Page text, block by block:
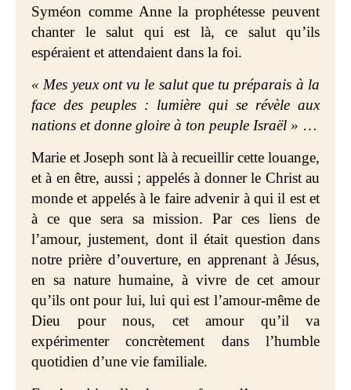
Syméon comme Anne la prophétesse peuvent
chanter le salut qui est là, ce salut qu’ils
espéraient et attendaient dans la foi.
« Mes yeux ont vu le salut que tu préparais à la
face des peuples : lumière qui se révèle aux
nations et donne gloire à ton peuple Israël » …
Marie et Joseph sont là à recueillir cette louange,
et à en être, aussi ; appelés à donner le Christ au
monde et appelés à le faire advenir à qui il est et
à ce que sera sa mission. Par ces liens de
l’amour, justement, dont il était question dans
notre prière d’ouverture, en apprenant à Jésus,
en sa nature humaine, à vivre de cet amour
qu’ils ont pour lui, lui qui est l’amour-même de
Dieu pour nous, cet amour qu’il va
expérimenter concrètement dans l’humble
quotidien d’une vie familiale.